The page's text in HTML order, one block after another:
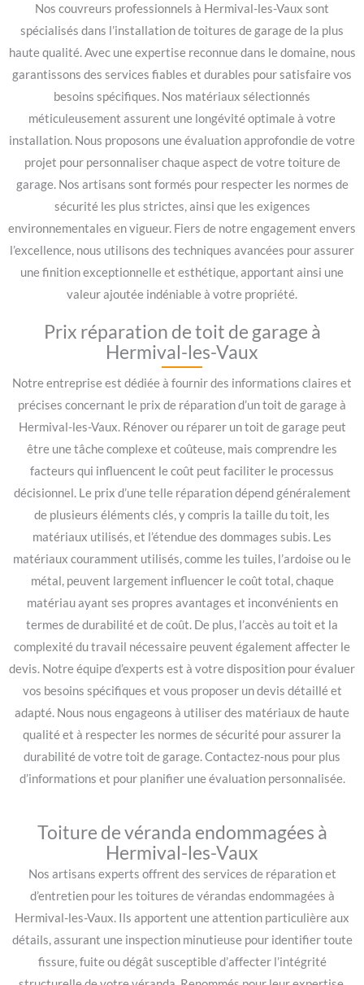
Nos couvreurs professionnels à Hermival-les-Vaux sont
spécialisés dans l’installation de toitures de garage de la plus
haute qualité. Avec une expertise reconnue dans le domaine, nous
garantissons des services fiables et durables pour satisfaire vos
besoins spécifiques. Nos matériaux sélectionnés
méticuleusement assurent une longévité optimale à votre
installation. Nous proposons une évaluation approfondie de votre
projet pour personnaliser chaque aspect de votre toiture de
garage. Nos artisans sont formés pour respecter les normes de
sécurité les plus strictes, ainsi que les exigences
environnementales en vigueur. Fiers de notre engagement envers
l’excellence, nous utilisons des techniques avancées pour assurer
une finition exceptionnelle et esthétique, apportant ainsi une
valeur ajoutée indéniable à votre propriété.
Prix réparation de toit de garage à
Hermival-les-Vaux
Notre entreprise est dédiée à fournir des informations claires et
précises concernant le prix de réparation d’un toit de garage à
Hermival-les-Vaux. Rénover ou réparer un toit de garage peut
être une tâche complexe et coûteuse, mais comprendre les
facteurs qui influencent le coût peut faciliter le processus
décisionnel. Le prix d’une telle réparation dépend généralement
de plusieurs éléments clés, y compris la taille du toit, les
matériaux utilisés, et l’étendue des dommages subis. Les
matériaux couramment utilisés, comme les tuiles, l’ardoise ou le
métal, peuvent largement influencer le coût total, chaque
matériau ayant ses propres avantages et inconvénients en
termes de durabilité et de coût. De plus, l’accès au toit et la
complexité du travail nécessaire peuvent également affecter le
devis. Notre équipe d’experts est à votre disposition pour évaluer
vos besoins spécifiques et vous proposer un devis détaillé et
adapté. Nous nous engageons à utiliser des matériaux de haute
qualité et à respecter les normes de sécurité pour assurer la
durabilité de votre toit de garage. Contactez-nous pour plus
d’informations et pour planifier une évaluation personnalisée.
Toiture de véranda endommagées à
Hermival-les-Vaux
Nos artisans experts offrent des services de réparation et
d’entretien pour les toitures de vérandas endommagées à
Hermival-les-Vaux. Ils apportent une attention particulière aux
détails, assurant une inspection minutieuse pour identifier toute
fissure, fuite ou dégât susceptible d’affecter l’intégrité